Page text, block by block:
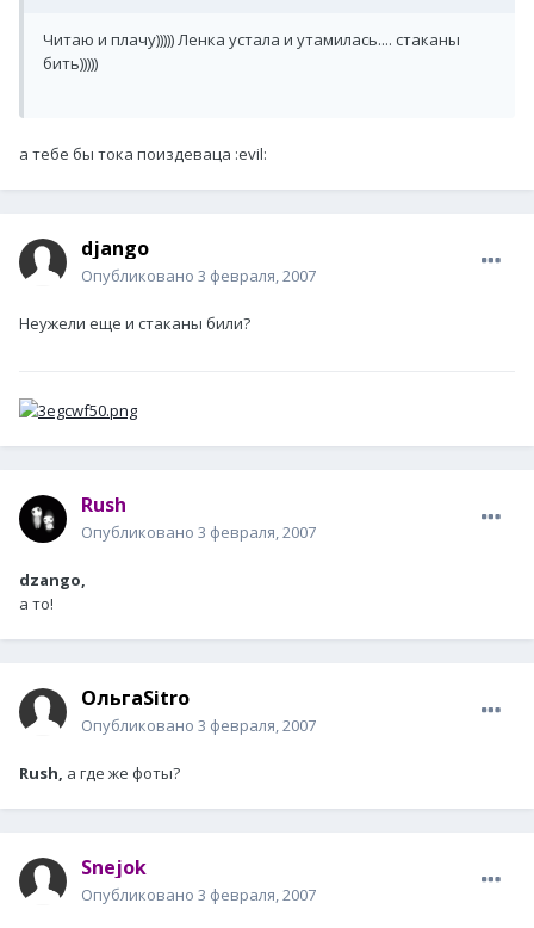
Читаю и плачу))))) Ленка устала и утамилась.... стаканы
бить)))))
а тебе бы тока поиздеваца :evil:
django
Опубликовано 3 февраля, 2007
Неужели еще и стаканы били?
Rush
Опубликовано 3 февраля, 2007
dzango,
а то!
ОльгаSitro
Опубликовано 3 февраля, 2007
Rush, а где же фоты?
Snejok
Опубликовано 3 февраля, 2007